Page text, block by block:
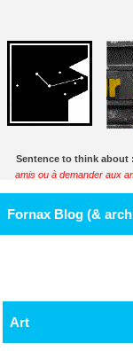
Sentence to think about
amis ou à demander aux
Fornax Blog (&
Art